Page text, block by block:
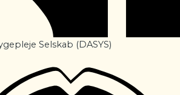
Selskab (DASYS)